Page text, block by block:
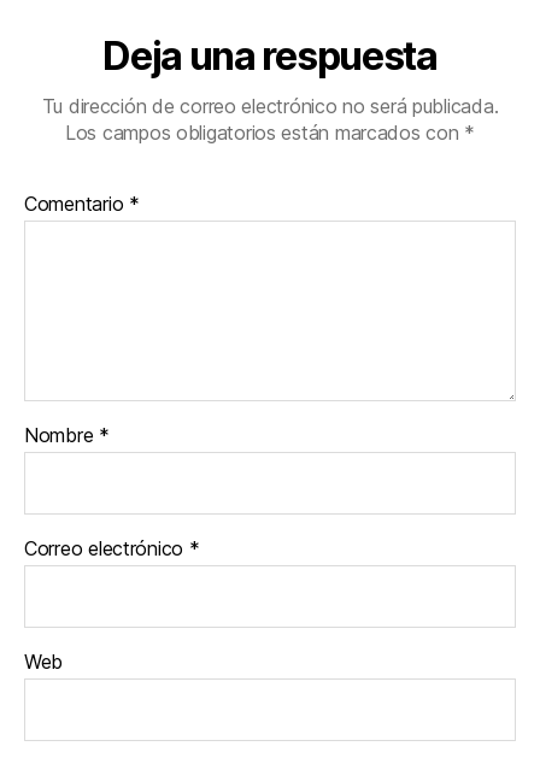
Deja una respuesta
Tu dirección de correo electrónico no será publicada.
Los campos obligatorios están marcados con *
Comentario *
Nombre *
Correo electrónico *
Web